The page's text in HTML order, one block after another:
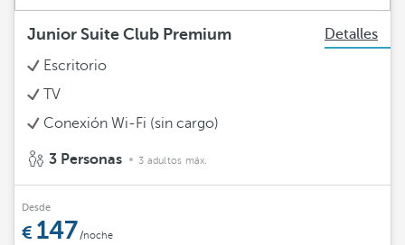
Junior Suite Club Premium
Detalles
Escritorio
TV
Conexión Wi-Fi (sin cargo)
3 Personas 3 adultos máx.
Desde
147/noche